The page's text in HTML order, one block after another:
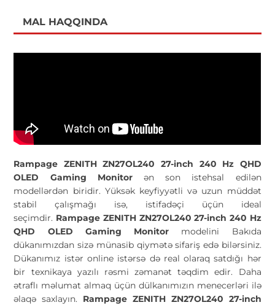
MAL HAQQINDA
Rampage ZENITH ZN27OL240 27-inch 240 Hz QHD
OLED Gaming Monitor ən son istehsal edilən
modellərdən biridir. Yüksək keyfiyyətli və uzun müddət
stabil çalışmağı isə, istifadəçi üçün ideal
seçimdir. Rampage ZENITH ZN27OL240 27-inch 240 Hz
QHD OLED Gaming Monitor modelini Bakıda
dükanımızdan sizə münasib qiymətə sifariş edə bilərsiniz.
Dükanımız istər online istərsə də real olaraq satdığı hər
bir texnikaya yazılı rəsmi zəmanət təqdim edir. Daha
ətraflı məlumat almaq üçün dülkanımızın menecerləri ilə
əlaqə saxlayın. Rampage ZENITH ZN27OL240 27-inch